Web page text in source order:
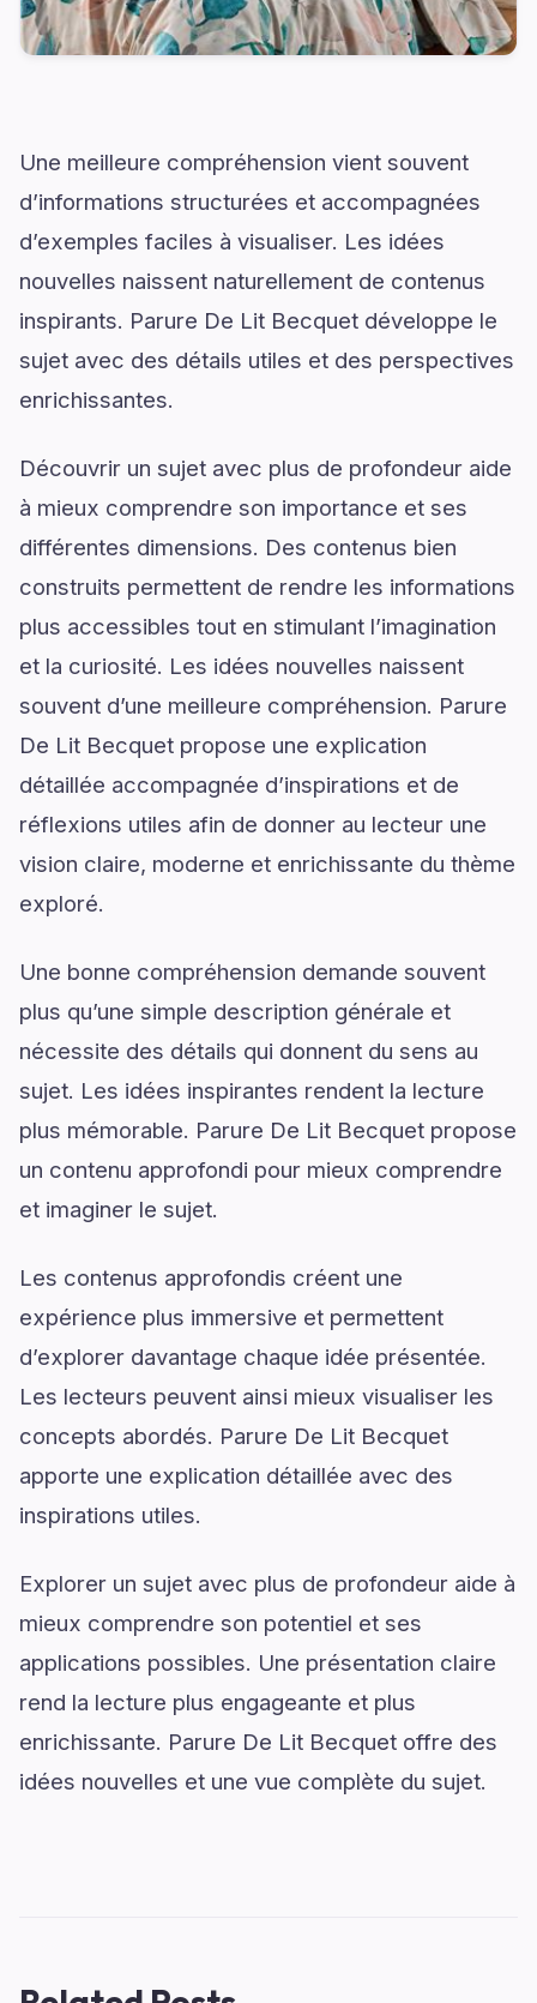
Une meilleure compréhension vient souvent
d’informations structurées et accompagnées
d’exemples faciles à visualiser. Les idées
nouvelles naissent naturellement de contenus
inspirants. Parure De Lit Becquet développe le
sujet avec des détails utiles et des perspectives
enrichissantes.
Découvrir un sujet avec plus de profondeur aide
à mieux comprendre son importance et ses
différentes dimensions. Des contenus bien
construits permettent de rendre les informations
plus accessibles tout en stimulant l’imagination
et la curiosité. Les idées nouvelles naissent
souvent d’une meilleure compréhension. Parure
De Lit Becquet propose une explication
détaillée accompagnée d’inspirations et de
réflexions utiles afin de donner au lecteur une
vision claire, moderne et enrichissante du thème
exploré.
Une bonne compréhension demande souvent
plus qu’une simple description générale et
nécessite des détails qui donnent du sens au
sujet. Les idées inspirantes rendent la lecture
plus mémorable. Parure De Lit Becquet propose
un contenu approfondi pour mieux comprendre
et imaginer le sujet.
Les contenus approfondis créent une
expérience plus immersive et permettent
d’explorer davantage chaque idée présentée.
Les lecteurs peuvent ainsi mieux visualiser les
concepts abordés. Parure De Lit Becquet
apporte une explication détaillée avec des
inspirations utiles.
Explorer un sujet avec plus de profondeur aide à
mieux comprendre son potentiel et ses
applications possibles. Une présentation claire
rend la lecture plus engageante et plus
enrichissante. Parure De Lit Becquet offre des
idées nouvelles et une vue complète du sujet.